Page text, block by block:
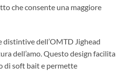
che consente una maggiore
dell’OMTD Jighead
dell’amo. Questo design facilita
di soft bait e permette